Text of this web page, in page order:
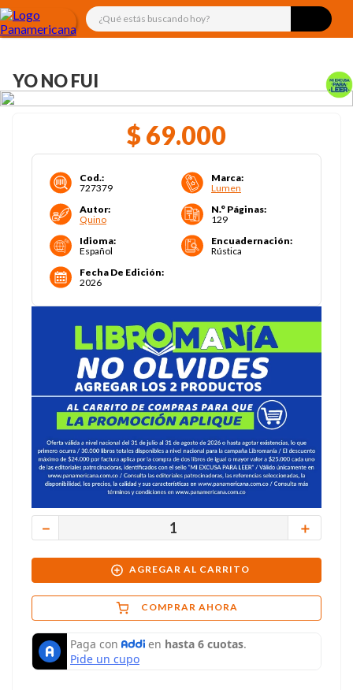
¿Qué estás buscando hoy?
YO NO FUI
$ 69.000
Cod.:
727379
Marca:
Lumen
Autor:
Quino
N.° Páginas:
129
Idioma:
Español
Encuadernación:
Rústica
Fecha De Edición:
2026
＋
－
AGREGAR AL CARRITO
COMPRAR AHORA